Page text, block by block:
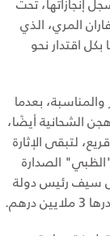
المري، الذي
اقتدار نحو
بعدما
الشحانية أيضًا،
لتبقى الإثارة
الصدارة
سيف رئيس دولة